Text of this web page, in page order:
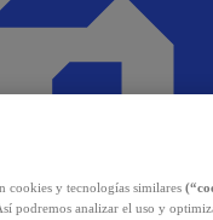
cookies y tecnologías similares
podremos analizar el uso y